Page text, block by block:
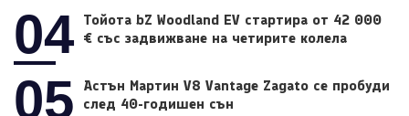
04 Тойота bZ Woodland EV стартира от 42 000
€ със задвижване на четирите колела
05
Астън Мартин V8 Vantage Zagato се пробуди
след 40-годишен сън